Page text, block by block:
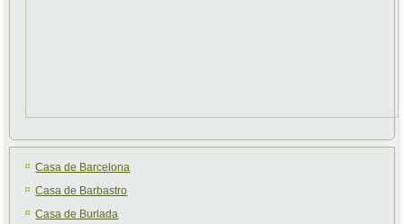
Casa de Barcelona
Casa de Barbastro
Casa de Burlada